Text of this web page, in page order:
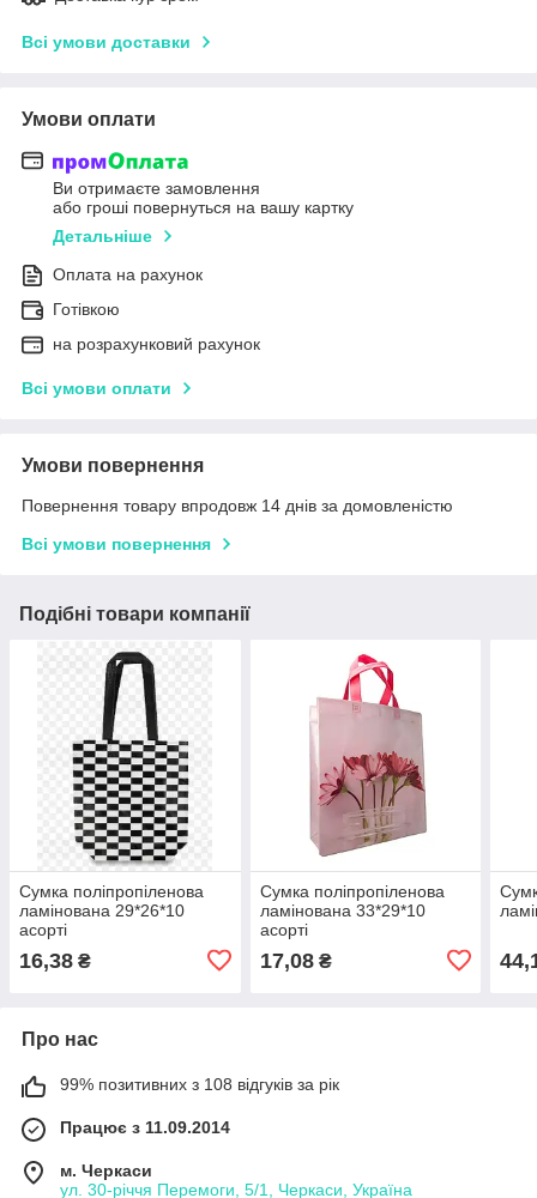
Всі умови доставки
Умови оплати
Ви отримаєте замовлення
або гроші повернуться на вашу картку
Детальніше
Оплата на рахунок
Готівкою
на розрахунковий рахунок
Всі умови оплати
Умови повернення
Повернення товару впродовж 14 днів за домовленістю
Всі умови повернення
Подібні товари компанії
Сумка поліпропіленова
ламінована 29*26*10
асорті
16,38 ₴
Сумка поліпропіленова
ламінована 33*29*10
асорті
17,08₴
Про нас
99% позитивних з 108 відгуків за рік
Працює з 11.09.2014
м. Черкаси
ул. 30-рiччя Перемоги, 5/1, Черкаси, Україна